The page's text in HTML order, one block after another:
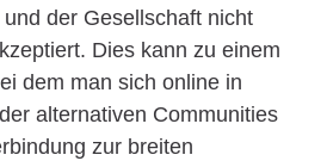
der Gesellschaft nicht
Dies kann zu einem
dem man sich online in
alternativen Communities
zur breiten